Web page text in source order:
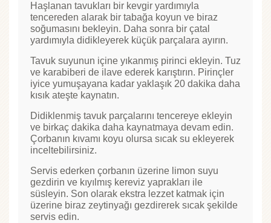
Haşlanan tavukları bir kevgir yardımıyla
tencereden alarak bir tabağa koyun ve biraz
soğumasını bekleyin. Daha sonra bir çatal
yardımıyla didikleyerek küçük parçalara ayırın.
Tavuk suyunun içine yıkanmış pirinci ekleyin. Tuz
ve karabiberi de ilave ederek karıştırın. Pirinçler
iyice yumuşayana kadar yaklaşık 20 dakika daha
kısık ateşte kaynatın.
Didiklenmiş tavuk parçalarını tencereye ekleyin
ve birkaç dakika daha kaynatmaya devam edin.
Çorbanın kıvamı koyu olursa sıcak su ekleyerek
inceltebilirsiniz.
Servis ederken çorbanın üzerine limon suyu
gezdirin ve kıyılmış kereviz yaprakları ile
süsleyin. Son olarak ekstra lezzet katmak için
üzerine biraz zeytinyağı gezdirerek sıcak şekilde
servis edin.